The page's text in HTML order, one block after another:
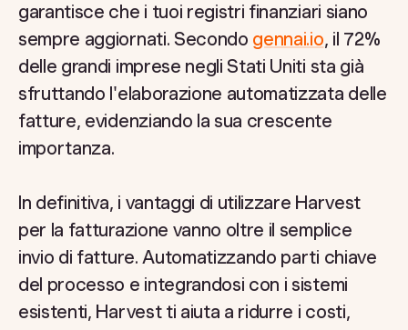
garantisce che i tuoi registri finanziari siano
sempre aggiornati. Secondo gennai.io, il 72%
delle grandi imprese negli Stati Uniti sta già
sfruttando l'elaborazione automatizzata delle
fatture, evidenziando la sua crescente
importanza.
In definitiva, i vantaggi di utilizzare Harvest
per la fatturazione vanno oltre il semplice
invio di fatture. Automatizzando parti chiave
del processo e integrandosi con i sistemi
esistenti, Harvest ti aiuta a ridurre i costi,